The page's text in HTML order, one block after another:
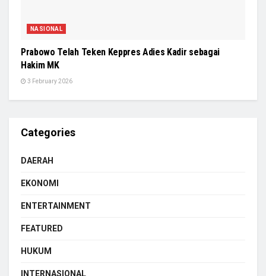
NASIONAL
Prabowo Telah Teken Keppres Adies Kadir sebagai
Hakim MK
3 February 2026
Categories
DAERAH
EKONOMI
ENTERTAINMENT
FEATURED
HUKUM
INTERNASIONAL